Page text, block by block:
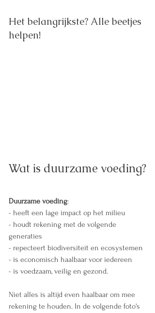
Het belangrijkste? Alle beetjes
helpen!
Wat is duurzame voeding?
Duurzame voeding:
- heeft een lage impact op het milieu
- houdt rekening met de volgende
generaties
- repecteert biodiversiteit en ecosystemen
- is economisch haalbaar voor iedereen
- is voedzaam, veilig en gezond.
Niet alles is altijd even haalbaar om mee
rekening te houden. In de volgende foto's